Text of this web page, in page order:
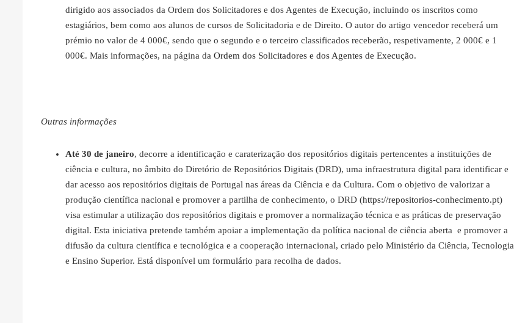
dirigido aos associados da Ordem dos Solicitadores e dos Agentes de Execução, incluindo os inscritos como
estagiários, bem como aos alunos de cursos de Solicitadoria e de Direito. O autor do artigo vencedor receberá um
prémio no valor de 4 000€, sendo que o segundo e o terceiro classificados receberão, respetivamente, 2 000€ e 1
000€. Mais informações, na página da Ordem dos Solicitadores e dos Agentes de Execução.
Outras informações
Até 30 de janeiro, decorre a identificação e caraterização dos repositórios digitais pertencentes a instituições de
ciência e cultura, no âmbito do Diretório de Repositórios Digitais (DRD), uma infraestrutura digital para identificar e
dar acesso aos repositórios digitais de Portugal nas áreas da Ciência e da Cultura. Com o objetivo de valorizar a
produção científica nacional e promover a partilha de conhecimento, o DRD (https://repositorios-conhecimento.pt)
visa estimular a utilização dos repositórios digitais e promover a normalização técnica e as práticas de preservação
digital. Esta iniciativa pretende também apoiar a implementação da política nacional de ciência aberta e promover a
difusão da cultura científica e tecnológica e a cooperação internacional, criado pelo Ministério da Ciência, Tecnologia
e Ensino Superior. Está disponível um formulário para recolha de dados.